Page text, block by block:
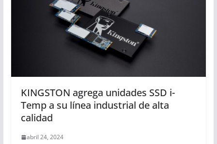
KINGSTON agrega unidades SSD i-
Temp a su línea industrial de alta
calidad
abril 24, 2024